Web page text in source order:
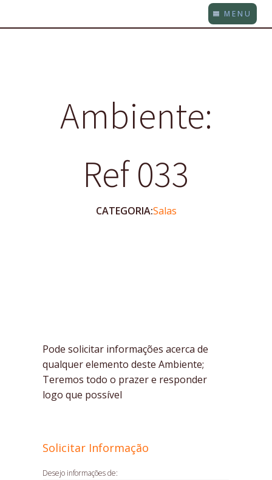
MENU
Ambiente:
Ref 033
CATEGORIA:Salas
Pode solicitar informações acerca de
qualquer elemento deste Ambiente;
Teremos todo o prazer e responder
logo que possível
Solicitar Informação
Desejo informações de: